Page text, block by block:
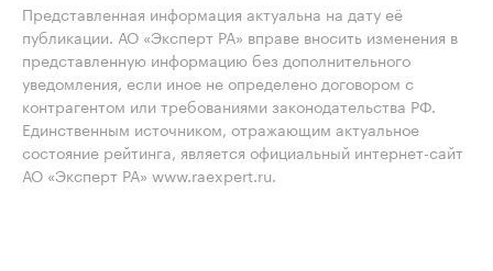
Представленная информация актуальна на дату её
публикации. АО «Эксперт РА» вправе вносить изменения в
представленную информацию без дополнительного
уведомления, если иное не определено договором с
контрагентом или требованиями законодательства РФ.
Единственным источником, отражающим актуальное
состояние рейтинга, является официальный интернет-сайт
АО «Эксперт РА» www.raexpert.ru.